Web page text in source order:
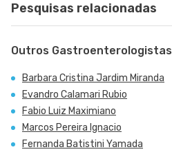
Pesquisas relacionadas
Outros Gastroenterologistas
Barbara Cristina Jardim Miranda
Evandro Calamari Rubio
Fabio Luiz Maximiano
Marcos Pereira Ignacio
Fernanda Batistini Yamada